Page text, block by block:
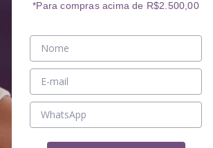
*Para compras acima de R$2.500,00